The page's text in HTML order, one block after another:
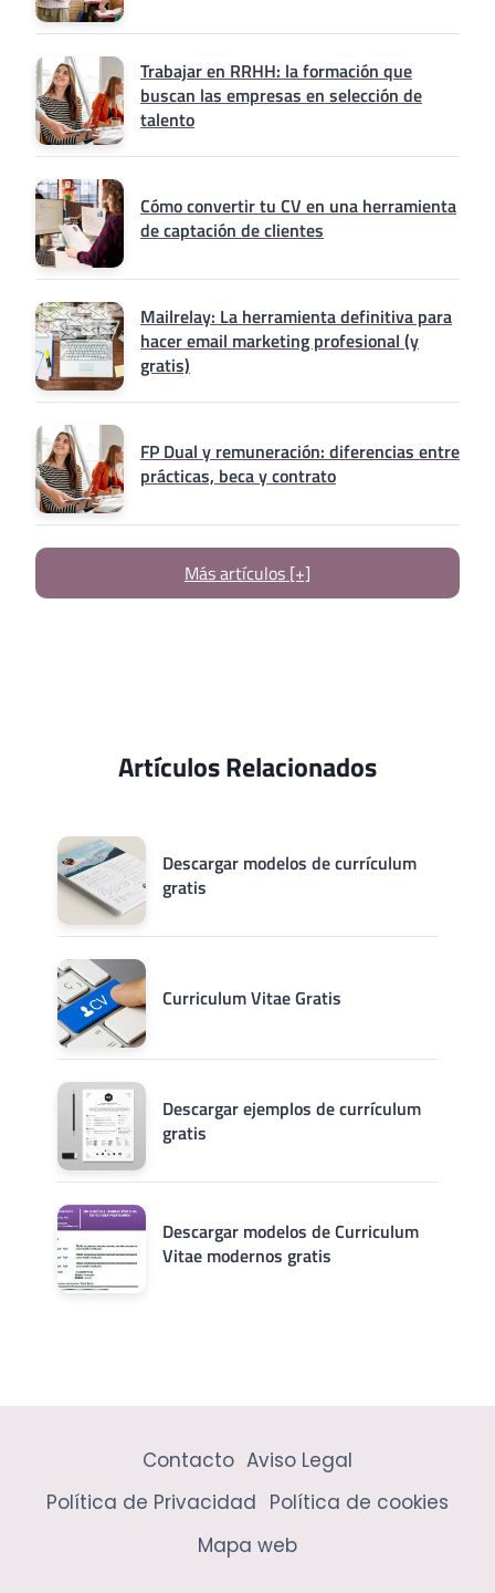
Trabajar en RRHH: la formación que
buscan las empresas en selección de
talento
Cómo convertir tu CV en una herramienta
de captación de clientes
Mailrelay: La herramienta definitiva para
hacer email marketing profesional (y
gratis)
FP Dual y remuneración: diferencias entre
prácticas, beca y contrato
Más artículos [+]
Artículos Relacionados
Descargar modelos de currículum
gratis
Curriculum Vitae Gratis
Descargar ejemplos de currículum
gratis
Descargar modelos de Curriculum
Vitae modernos gratis
Contacto Aviso Legal
Política de Privacidad Política de cookies
Mapa web